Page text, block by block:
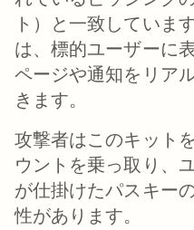
ト）と一致していま
は、標的ユーザーに
ページや通知をリア
きます。
攻撃者はこのキット
ウントを乗っ取り、
が仕掛けたパスキー
性があります。